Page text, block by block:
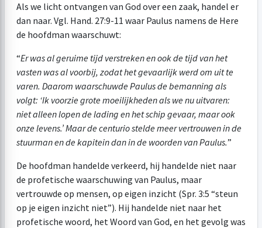
Als we licht ontvangen van God over een zaak, handel er
dan naar. Vgl. Hand. 27:9-11 waar Paulus namens de Here
de hoofdman waarschuwt:
“Er was al geruime tijd verstreken en ook de tijd van het
vasten was al voorbij, zodat het gevaarlijk werd om uit te
varen. Daarom waarschuwde Paulus de bemanning als
volgt: ‘Ik voorzie grote moeilijkheden als we nu uitvaren:
niet alleen lopen de lading en het schip gevaar, maar ook
onze levens.’ Maar de centurio stelde meer vertrouwen in de
stuurman en de kapitein dan in de woorden van Paulus.”
De hoofdman handelde verkeerd, hij handelde niet naar
de profetische waarschuwing van Paulus, maar
vertrouwde op mensen, op eigen inzicht (Spr. 3:5 “steun
op je eigen inzicht niet”). Hij handelde niet naar het
profetische woord, het Woord van God, en het gevolg was